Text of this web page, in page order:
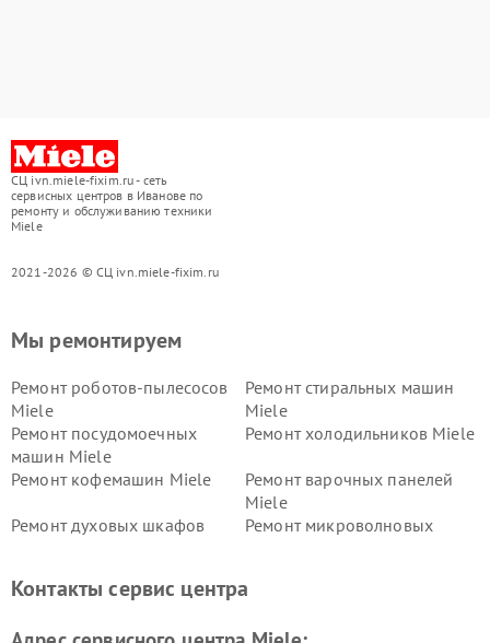
СЦ ivn.miele-fixim.ru - сеть
сервисных центров в Иванове по
ремонту и обслуживанию техники
Miele
2021-2026 © СЦ ivn.miele-fixim.ru
Мы ремонтируем
Ремонт роботов-пылесосов
Miele
Ремонт стиральных машин
Miele
Ремонт посудомоечных
машин Miele
Ремонт холодильников Miele
Ремонт кофемашин Miele
Ремонт варочных панелей
Miele
Ремонт духовых шкафов
Ремонт микроволновых
Miele
Контакты сервис центра